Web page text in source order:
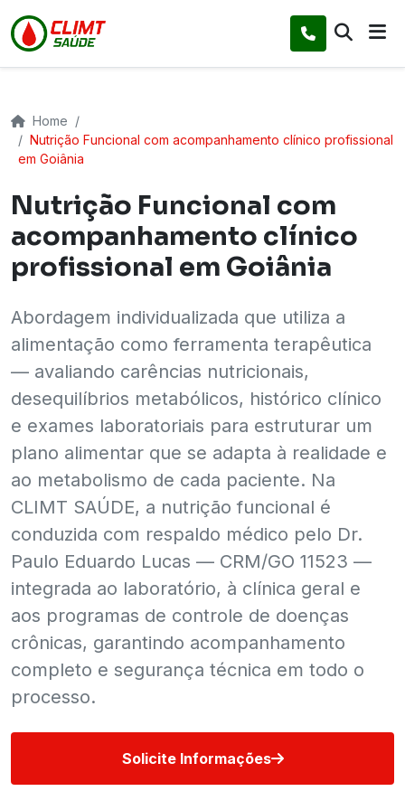
Home
Nutrição Funcional com acompanhamento clínico profissional
em Goiânia
Nutrição Funcional com
acompanhamento clínico
profissional em Goiânia
Abordagem individualizada que utiliza a
alimentação como ferramenta terapêutica
— avaliando carências nutricionais,
desequilíbrios metabólicos, histórico clínico
e exames laboratoriais para estruturar um
plano alimentar que se adapta à realidade e
ao metabolismo de cada paciente. Na
CLIMT SAÚDE, a nutrição funcional é
conduzida com respaldo médico pelo Dr.
Paulo Eduardo Lucas — CRM/GO 11523 —
integrada ao laboratório, à clínica geral e
aos programas de controle de doenças
crônicas, garantindo acompanhamento
completo e segurança técnica em todo o
processo.
Solicite Informações